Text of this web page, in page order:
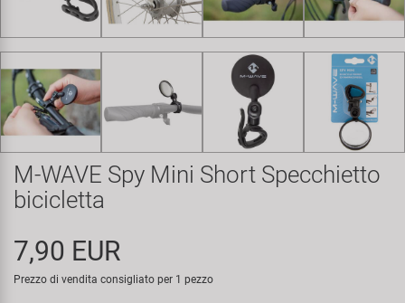
Super B
Velo
Tutte le marche
M-WAVE Spy Mini Short Specchietto
bicicletta
7,90 EUR
Prezzo di vendita consigliato per 1 pezzo